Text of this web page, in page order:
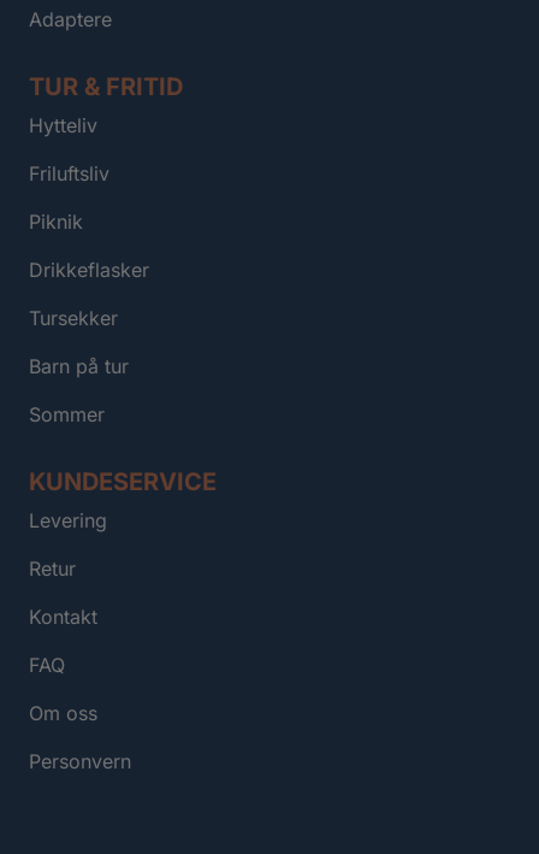
Adaptere
TUR & FRITID
Hytteliv
Friluftsliv
Piknik
Drikkeflasker
Tursekker
Barn på tur
Sommer
KUNDESERVICE
Levering
Retur
Kontakt
FAQ
Om oss
Personvern